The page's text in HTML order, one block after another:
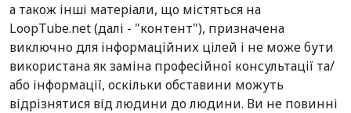
а також інші матеріали, що містяться на
LoopTube.net (далі - "контент"), призначена
виключно для інформаційних цілей і не може бути
використана як заміна професійної консультації та/
або інформації, оскільки обставини можуть
відрізнятися від людини до людини. Ви не повинні